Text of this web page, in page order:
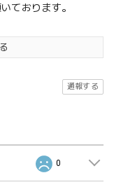
ております。
通報する
0